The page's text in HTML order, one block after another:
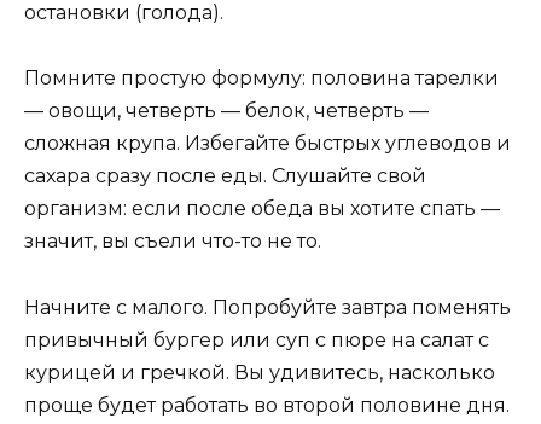
остановки (голода).
Помните простую формулу: половина тарелки
— овощи, четверть — белок, четверть —
сложная крупа. Избегайте быстрых углеводов и
сахара сразу после еды. Слушайте свой
организм: если после обеда вы хотите спать —
значит, вы съели что-то не то.
Начните с малого. Попробуйте завтра поменять
привычный бургер или суп с пюре на салат с
курицей и гречкой. Вы удивитесь, насколько
проще будет работать во второй половине дня.